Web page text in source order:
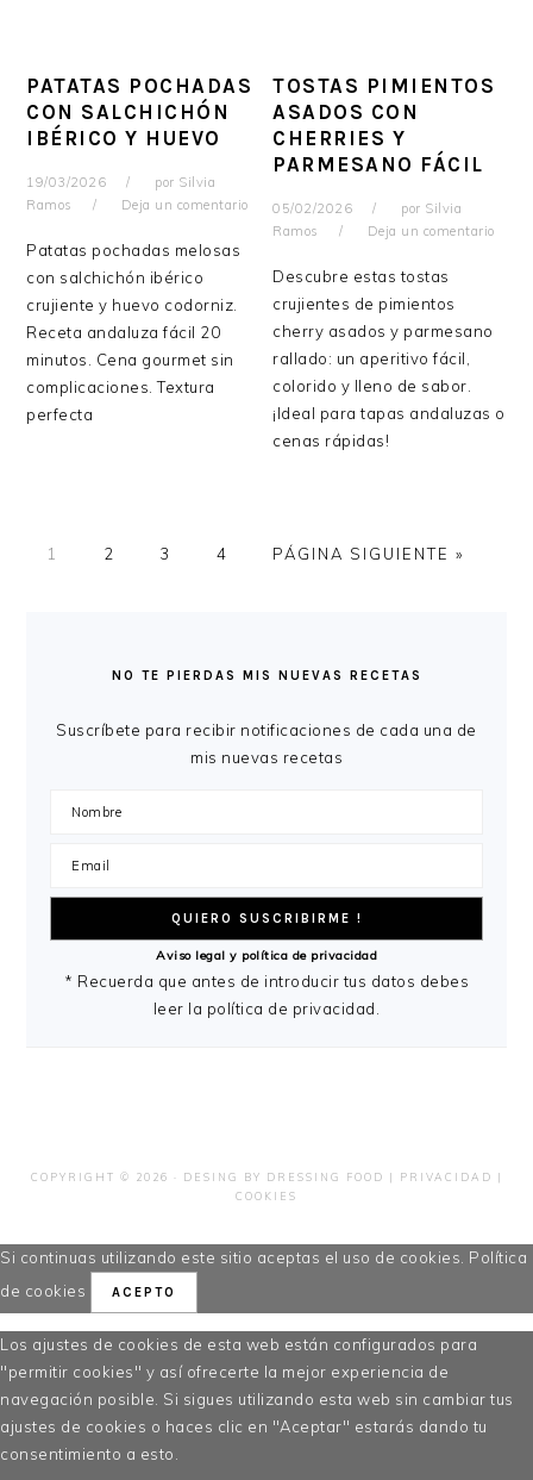
PATATAS POCHADAS
CON SALCHICHÓN
IBÉRICO Y HUEVO
19/03/2026 por Silvia
Ramos
Deja un comentario
Patatas pochadas melosas
con salchichón ibérico
crujiente y huevo codorniz.
Receta andaluza fácil 20
minutos. Cena gourmet sin
complicaciones. Textura
perfecta
TOSTAS PIMIENTOS
ASADOS CON
CHERRIES Y
PARMESANO FÁCIL
05/02/2026 por Silvia
Ramos
Deja un comentario
Descubre estas tostas
crujientes de pimientos
cherry asados y parmesano
rallado: un aperitivo fácil,
colorido y lleno de sabor.
¡Ideal para tapas andaluzas o
cenas rápidas!
PÁGINA
1 PÁGINA
2 PÁGINA
3 PÁGINA
4
IR
PÁGINA SIGUIENTE »
PRINCIPALNO TE PIERDAS MIS NUEVAS RECETAS
Suscríbete para recibir notificaciones de cada una de
mis nuevas recetas
Aviso legal y política de privacidad
* Recuerda que antes de introducir tus datos debes
leer la política de privacidad.
COPYRIGHT © 2026 · DESING BY DRESSING FOOD | PRIVACIDAD
|
COOKIES
Si continuas utilizando este sitio aceptas el uso de cookies. Política
de cookies
ACEPTO
Los ajustes de cookies de esta web están configurados para
"permitir cookies" y así ofrecerte la mejor experiencia de
navegación posible. Si sigues utilizando esta web sin cambiar tus
ajustes de cookies o haces clic en "Aceptar" estarás dando tu
consentimiento a esto.